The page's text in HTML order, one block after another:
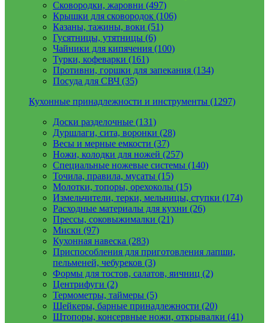
Сковородки, жаровни (497)
Крышки для сковородок (106)
Казаны, тажины, воки (51)
Гусятницы, утятницы (6)
Чайники для кипячения (100)
Турки, кофеварки (161)
Противни, горшки для запекания (134)
Посуда для СВЧ (35)
Кухонные принадлежности и инструменты (1297)
Доски разделочные (131)
Дуршлаги, сита, воронки (28)
Весы и мерные емкости (37)
Ножи, колодки для ножей (257)
Специальные ножевые системы (140)
Точила, правила, мусаты (15)
Молотки, топоры, орехоколы (15)
Измельчители, терки, мельницы, ступки (174)
Расходные материалы для кухни (26)
Прессы, соковыжималки (21)
Миски (97)
Кухонная навеска (283)
Приспособления для приготовления лапши,
пельменей, чебуреков (3)
Формы для тостов, салатов, яичниц (2)
Центрифуги (2)
Термометры, таймеры (5)
Шейкеры, барные принадлежности (20)
Штопоры, консервные ножи, открывалки (41)